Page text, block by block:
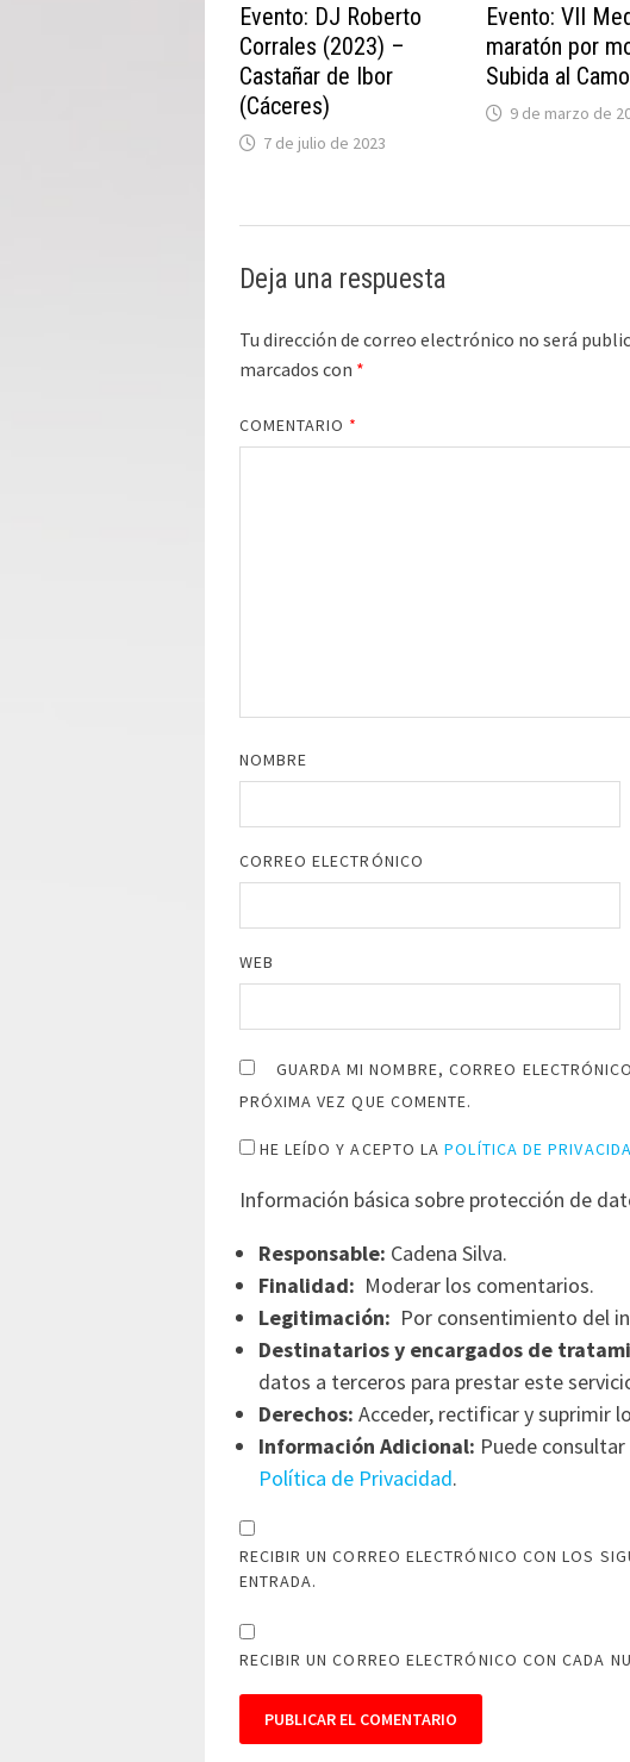
Evento: DJ Roberto
Corrales (2023) –
Castañar de Ibor
(Cáceres)
7 de julio de 2023
Evento: VII
maratón por
Subida al
9 de marzo de
Deja una respuesta
Tu dirección de correo electrónico no será
marcados con *
COMENTARIO *
NOMBRE
CORREO ELECTRÓNICO
WEB
GUARDA MI NOMBRE, CORREO
PRÓXIMA VEZ QUE COMENTE.
HE LEÍDO Y ACEPTO LAPOLÍTICA DE
Información básica sobre protección de
Responsable: Cadena Silva.
Finalidad: Moderar los comentarios.
Legitimación: Por consentimiento del
Destinatarios y encargados de
datos a terceros para prestar este
Derechos: Acceder, rectificar y suprimir
Información Adicional: Puede
Política de Privacidad.
RECIBIR UN CORREO ELECTRÓNICO CON LOS
ENTRADA.
RECIBIR UN CORREO ELECTRÓNICO CON CADA